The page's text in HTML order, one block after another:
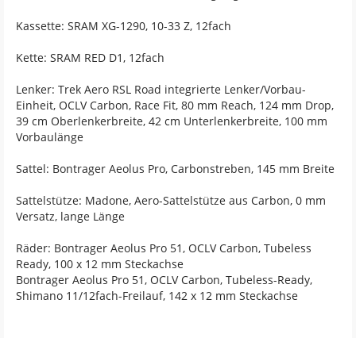
Kassette: SRAM XG-1290, 10-33 Z, 12fach
Kette: SRAM RED D1, 12fach
Lenker: Trek Aero RSL Road integrierte Lenker/Vorbau-
Einheit, OCLV Carbon, Race Fit, 80 mm Reach, 124 mm Drop,
39 cm Oberlenkerbreite, 42 cm Unterlenkerbreite, 100 mm
Vorbaulänge
Sattel: Bontrager Aeolus Pro, Carbonstreben, 145 mm Breite
Sattelstütze: Madone, Aero-Sattelstütze aus Carbon, 0 mm
Versatz, lange Länge
Räder: Bontrager Aeolus Pro 51, OCLV Carbon, Tubeless
Ready, 100 x 12 mm Steckachse
Bontrager Aeolus Pro 51, OCLV Carbon, Tubeless-Ready,
Shimano 11/12fach-Freilauf, 142 x 12 mm Steckachse